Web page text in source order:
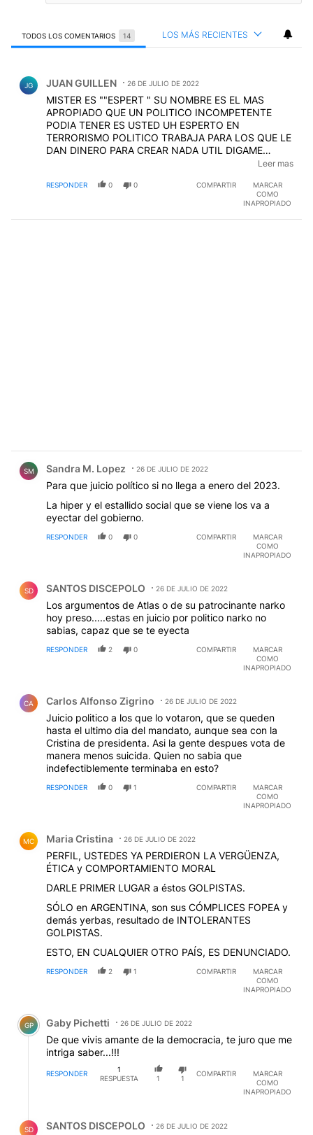
TODOS LOS COMENTARIOS 14 LOS MÁS RECIENTES
JG JUAN GUILLEN 26 DE JULIO DE 2022
MISTER ES ""ESPERT " SU NOMBRE ES EL MAS
APROPIADO QUE UN POLITICO INCOMPETENTE
PODIA TENER ES USTED UH ESPERTO EN
TERRORISMO POLITICO TRABAJA PARA LOS QUE LE
DAN DINERO PARA CREAR NADA UTIL DIGAME
SOLO HABLA Y PROMETE DE TODO LO QUE NUNCA
LLEGARAN A SER ALGO [POR EL PAIS SOLO EL PAIS
Leer mas
RESPONDER 0 0 COMPARTIR
MARCAR
COMO
INAPROPIADO
SM Sandra M. Lopez 26 DE JULIO DE 2022
Para que juicio político si no llega a enero del 2023.
La hiper y el estallido social que se viene los va a
eyectar del gobierno.
RESPONDER 0 0 COMPARTIR
MARCAR
COMO
INAPROPIADO
SD SANTOS DISCEPOLO 26 DE JULIO DE 2022
Los argumentos de Atlas o de su patrocinante narko
hoy preso.....estas en juicio por politico narko no
sabias, capaz que se te eyecta
RESPONDER 2 0 COMPARTIR
MARCAR
COMO
INAPROPIADO
CA Carlos Alfonso Zigrino 26 DE JULIO DE 2022
Juicio politico a los que lo votaron, que se queden
hasta el ultimo dia del mandato, aunque sea con la
Cristina de presidenta. Asi la gente despues vota de
manera menos suicida. Quien no sabia que
indefectiblemente terminaba en esto?
RESPONDER 0 1 COMPARTIR
MARCAR
COMO
INAPROPIADO
MC Maria Cristina 26 DE JULIO DE 2022
PERFIL, USTEDES YA PERDIERON LA VERGÜENZA,
ÉTICA y COMPORTAMIENTO MORAL
DARLE PRIMER LUGAR a éstos GOLPISTAS.
SÓLO en ARGENTINA, son sus CÓMPLICES FOPEA y
demás yerbas, resultado de INTOLERANTES
GOLPISTAS.
ESTO, EN CUALQUIER OTRO PAÍS, ES DENUNCIADO.
RESPONDER 2 1 COMPARTIR
MARCAR
COMO
INAPROPIADO
Comentario de Gaby Pichetti.
GP Gaby Pichetti 26 DE JULIO DE 2022
De que vivis amante de la democracia, te juro que me
intriga saber...!!!
RESPONDER
1
RESPUESTA
1 1
COMPARTIR
MARCAR
COMO
INAPROPIADO
SD SANTOS DISCEPOLO
26 DE JULIO DE 2022